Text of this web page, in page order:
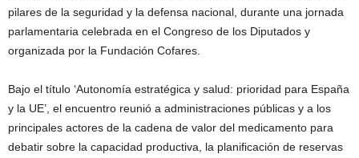
pilares de la seguridad y la defensa nacional, durante una jornada
parlamentaria celebrada en el Congreso de los Diputados y
organizada por la Fundación Cofares.
Bajo el título ‘Autonomía estratégica y salud: prioridad para España
y la UE’, el encuentro reunió a administraciones públicas y a los
principales actores de la cadena de valor del medicamento para
debatir sobre la capacidad productiva, la planificación de reservas